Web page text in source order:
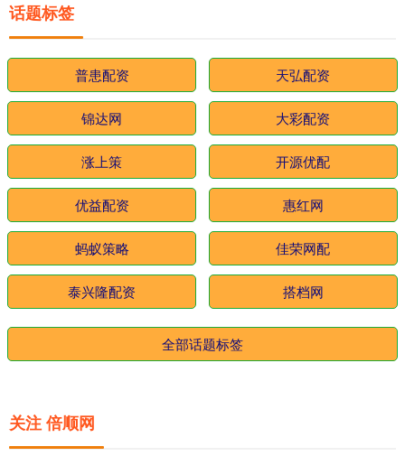
话题标签
普患配资 天弘配资
锦达网 大彩配资
涨上策 开源优配
优益配资 惠红网
蚂蚁策略 佳荣网配
泰兴隆配资 搭档网
全部话题标签
关注 倍顺网